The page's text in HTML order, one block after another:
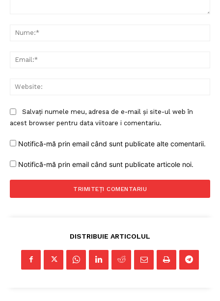
Salvați numele meu, adresa de e-mail și site-ul web în
acest browser pentru data viitoare i comentariu.
Notifică-mă prin email când sunt publicate alte comentarii.
Notifică-mă prin email când sunt publicate articole noi.
DISTRIBUIE ARTICOLUL